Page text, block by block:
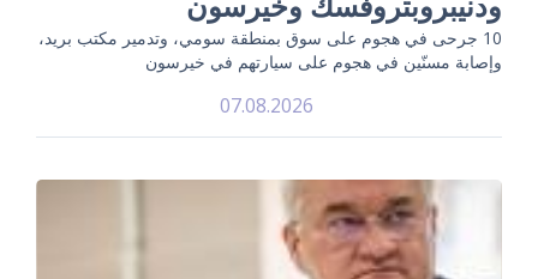
10 جرحى في هجوم على سوق بمنطقة سومي، وتدمير مكتب بريد،
وإصابة مسنّين في هجوم على سيارتهم في خيرسون
07.08.2026